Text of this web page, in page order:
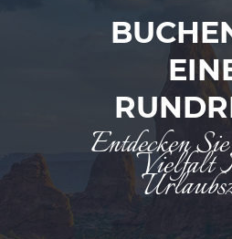
Entdecken
Vielfalt